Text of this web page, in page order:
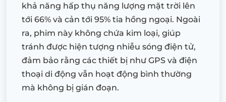
khả năng hấp thụ năng lượng mặt trời lên
tới 66% và cản tới 95% tia hồng ngoại. Ngoài
ra, phim này không chứa kim loại, giúp
tránh được hiện tượng nhiễu sóng điện tử,
đảm bảo rằng các thiết bị như GPS và điện
thoại di động vẫn hoạt động bình thường
mà không bị gián đoạn.